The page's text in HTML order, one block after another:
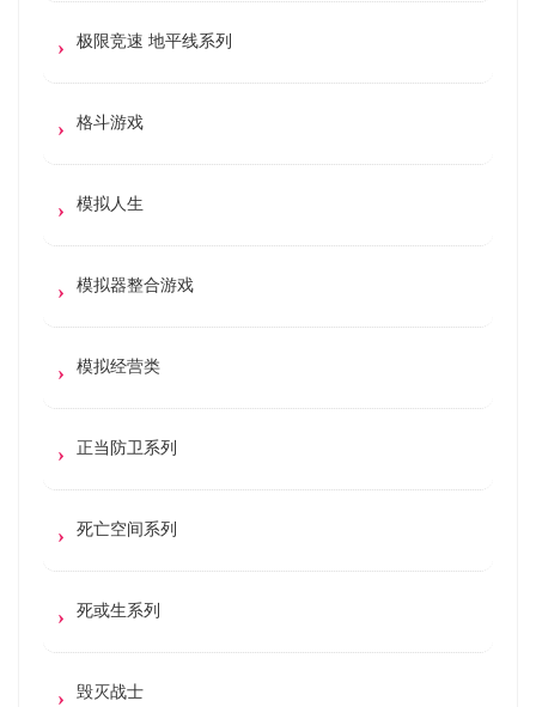
极限竞速 地平线系列
格斗游戏
模拟人生
模拟器整合游戏
模拟经营类
正当防卫系列
死亡空间系列
死或生系列
毁灭战士